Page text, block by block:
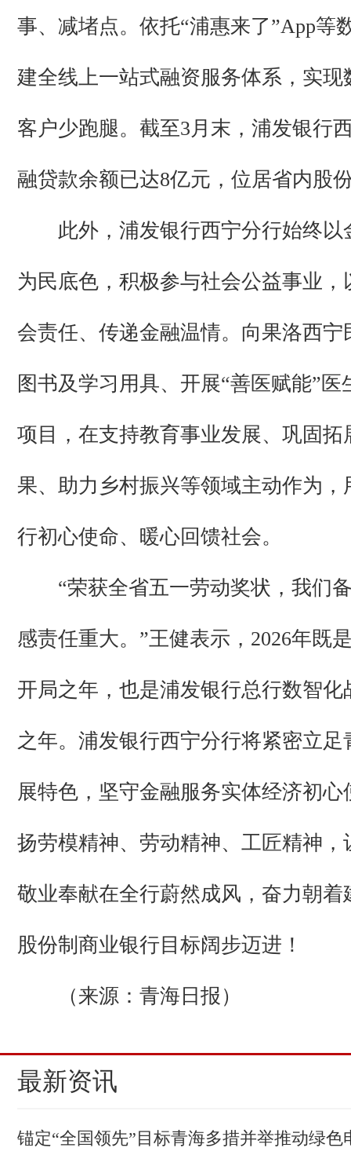
事、减堵点。依托“浦惠来了”App等
建全线上一站式融资服务体系，实现
客户少跑腿。截至3月末，浦发银行
融贷款余额已达8亿元，位居省内股
此外，浦发银行西宁分行始终以
为民底色，积极参与社会公益事业，
会责任、传递金融温情。向果洛西宁
图书及学习用具、开展“善医赋能”医
项目，在支持教育事业发展、巩固拓
果、助力乡村振兴等领域主动作为，
行初心使命、暖心回馈社会。
“荣获全省五一劳动奖状，我们
感责任重大。”王健表示，2026年既
开局之年，也是浦发银行总行数智化
之年。浦发银行西宁分行将紧密立足
展特色，坚守金融服务实体经济初心
扬劳模精神、劳动精神、工匠精神，
敬业奉献在全行蔚然成风，奋力朝着
股份制商业银行目标阔步迈进！
（来源：青海日报）
最新资讯
锚定“全国领先”目标青海多措并举推动绿色